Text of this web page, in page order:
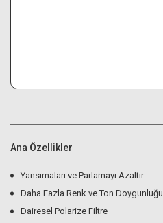
Ana Özellikler
Yansımaları ve Parlamayı Azaltır
Daha Fazla Renk ve Ton Doygunluğu
Dairesel Polarize Filtre